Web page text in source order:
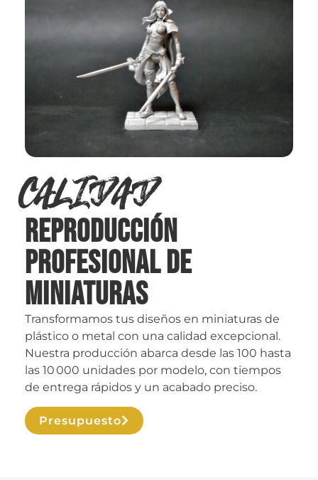
Calidad
Reproducción
profesional de
miniaturas
Transformamos tus diseños en miniaturas de
plástico o metal con una calidad excepcional.
Nuestra producción abarca desde las 100 hasta
las 10 000 unidades por modelo, con tiempos
de entrega rápidos y un acabado preciso.
Presupuesto